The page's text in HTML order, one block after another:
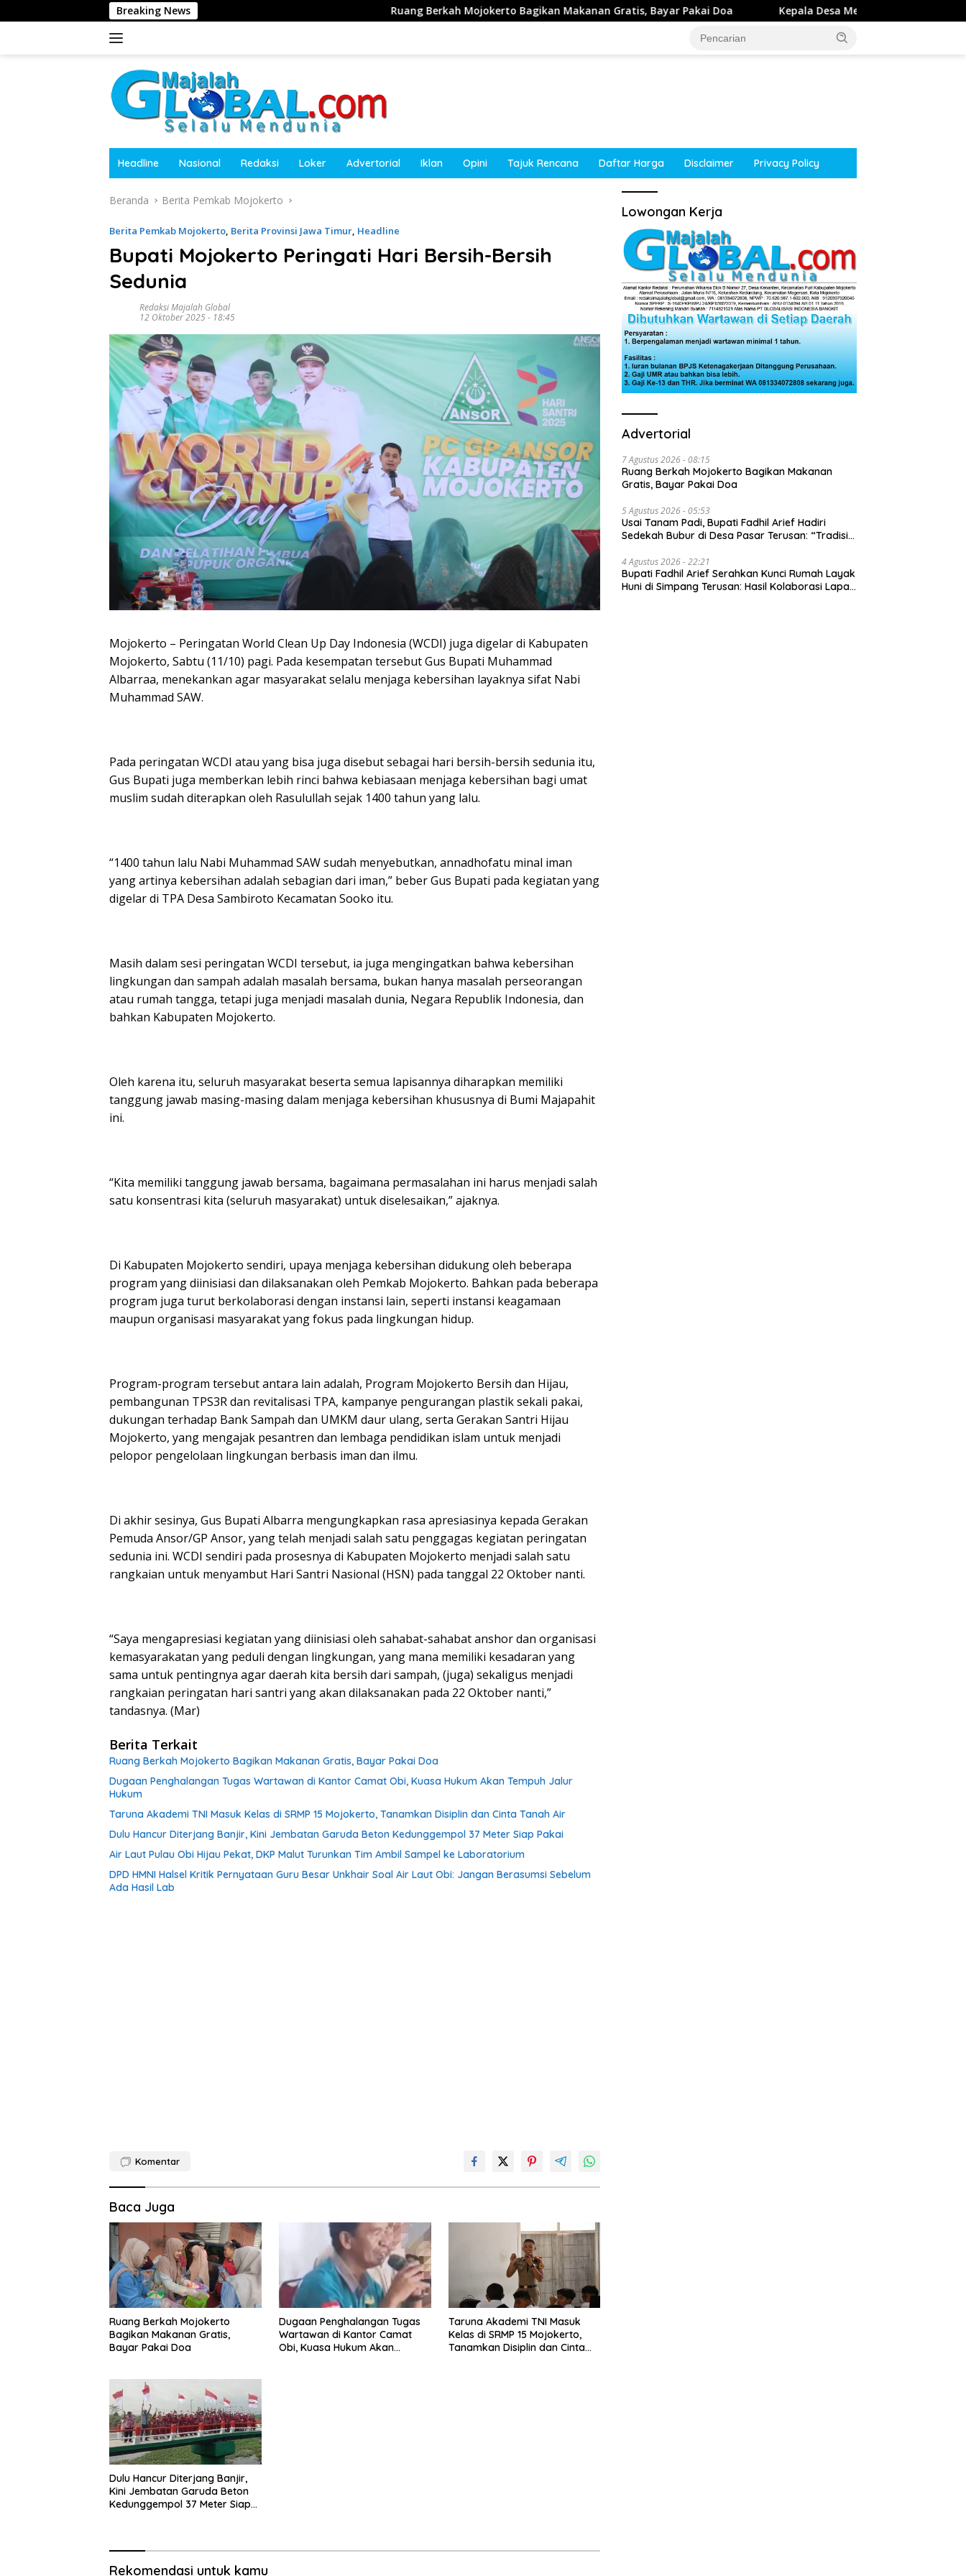
ke
Breaking News Ruang Berkah Mojokerto Bagikan Makanan Gratis, Bayar Pakai Doa Kepala Desa Menanggal, Mojosari, Mojokerto
Headline Nasional Redaksi Loker Advertorial Iklan Opini Tajuk Rencana Daftar Harga Disclaimer Privacy Policy
Beranda Berita Pemkab Mojokerto
Berita Pemkab Mojokerto, Berita Provinsi Jawa Timur, Headline
Bupati Mojokerto Peringati Hari Bersih-Bersih
Sedunia
Redaksi Majalah Global
12 Oktober 2025 - 18:45
Mojokerto – Peringatan World Clean Up Day Indonesia (WCDI) juga digelar di Kabupaten
Mojokerto, Sabtu (11/10) pagi. Pada kesempatan tersebut Gus Bupati Muhammad
Albarraa, menekankan agar masyarakat selalu menjaga kebersihan layaknya sifat Nabi
Muhammad SAW.
Pada peringatan WCDI atau yang bisa juga disebut sebagai hari bersih-bersih sedunia itu,
Gus Bupati juga memberkan lebih rinci bahwa kebiasaan menjaga kebersihan bagi umat
muslim sudah diterapkan oleh Rasulullah sejak 1400 tahun yang lalu.
“1400 tahun lalu Nabi Muhammad SAW sudah menyebutkan, annadhofatu minal iman
yang artinya kebersihan adalah sebagian dari iman,” beber Gus Bupati pada kegiatan yang
digelar di TPA Desa Sambiroto Kecamatan Sooko itu.
Masih dalam sesi peringatan WCDI tersebut, ia juga mengingatkan bahwa kebersihan
lingkungan dan sampah adalah masalah bersama, bukan hanya masalah perseorangan
atau rumah tangga, tetapi juga menjadi masalah dunia, Negara Republik Indonesia, dan
bahkan Kabupaten Mojokerto.
Oleh karena itu, seluruh masyarakat beserta semua lapisannya diharapkan memiliki
tanggung jawab masing-masing dalam menjaga kebersihan khususnya di Bumi Majapahit
ini.
“Kita memiliki tanggung jawab bersama, bagaimana permasalahan ini harus menjadi salah
satu konsentrasi kita (seluruh masyarakat) untuk diselesaikan,” ajaknya.
Di Kabupaten Mojokerto sendiri, upaya menjaga kebersihan didukung oleh beberapa
program yang diinisiasi dan dilaksanakan oleh Pemkab Mojokerto. Bahkan pada beberapa
program juga turut berkolaborasi dengan instansi lain, seperti instansi keagamaan
maupun organisasi masyarakat yang fokus pada lingkungan hidup.
Program-program tersebut antara lain adalah, Program Mojokerto Bersih dan Hijau,
pembangunan TPS3R dan revitalisasi TPA, kampanye pengurangan plastik sekali pakai,
dukungan terhadap Bank Sampah dan UMKM daur ulang, serta Gerakan Santri Hijau
Mojokerto, yang mengajak pesantren dan lembaga pendidikan islam untuk menjadi
pelopor pengelolaan lingkungan berbasis iman dan ilmu.
Di akhir sesinya, Gus Bupati Albarra mengungkapkan rasa apresiasinya kepada Gerakan
Pemuda Ansor/GP Ansor, yang telah menjadi salah satu penggagas kegiatan peringatan
sedunia ini. WCDI sendiri pada prosesnya di Kabupaten Mojokerto menjadi salah satu
rangkaian untuk menyambut Hari Santri Nasional (HSN) pada tanggal 22 Oktober nanti.
“Saya mengapresiasi kegiatan yang diinisiasi oleh sahabat-sahabat anshor dan organisasi
kemasyarakatan yang peduli dengan lingkungan, yang mana memiliki kesadaran yang
sama untuk pentingnya agar daerah kita bersih dari sampah, (juga) sekaligus menjadi
rangkaian peringatan hari santri yang akan dilaksanakan pada 22 Oktober nanti,”
tandasnya. (Mar)
Berita Terkait
Ruang Berkah Mojokerto Bagikan Makanan Gratis, Bayar Pakai Doa
Dugaan Penghalangan Tugas Wartawan di Kantor Camat Obi, Kuasa Hukum Akan Tempuh Jalur
Hukum
Taruna Akademi TNI Masuk Kelas di SRMP 15 Mojokerto, Tanamkan Disiplin dan Cinta Tanah Air
Dulu Hancur Diterjang Banjir, Kini Jembatan Garuda Beton Kedunggempol 37 Meter Siap Pakai
Air Laut Pulau Obi Hijau Pekat, DKP Malut Turunkan Tim Ambil Sampel ke Laboratorium
DPD HMNI Halsel Kritik Pernyataan Guru Besar Unkhair Soal Air Laut Obi: Jangan Berasumsi Sebelum
Ada Hasil Lab
Komentar
Baca Juga
Ruang Berkah Mojokerto
Bagikan Makanan Gratis,
Bayar Pakai Doa
Dugaan Penghalangan Tugas
Wartawan di Kantor Camat
Obi, Kuasa Hukum Akan
Taruna Akademi TNI Masuk
Kelas di SRMP 15 Mojokerto,
Tanamkan Disiplin dan Cinta
Dulu Hancur Diterjang Banjir,
Kini Jembatan Garuda Beton
Kedunggempol 37 Meter Siap
Rekomendasi untuk kamu
Lowongan Kerja
Advertorial
7 Agustus 2026 - 08:15
Ruang Berkah Mojokerto Bagikan Makanan
Gratis, Bayar Pakai Doa
5 Agustus 2026 - 05:53
Usai Tanam Padi, Bupati Fadhil Arief Hadiri
Sedekah Bubur di Desa Pasar Terusan: “Tradisi
4 Agustus 2026 - 22:21
Bupati Fadhil Arief Serahkan Kunci Rumah Layak
Huni di Simpang Terusan: Hasil Kolaborasi Lapas